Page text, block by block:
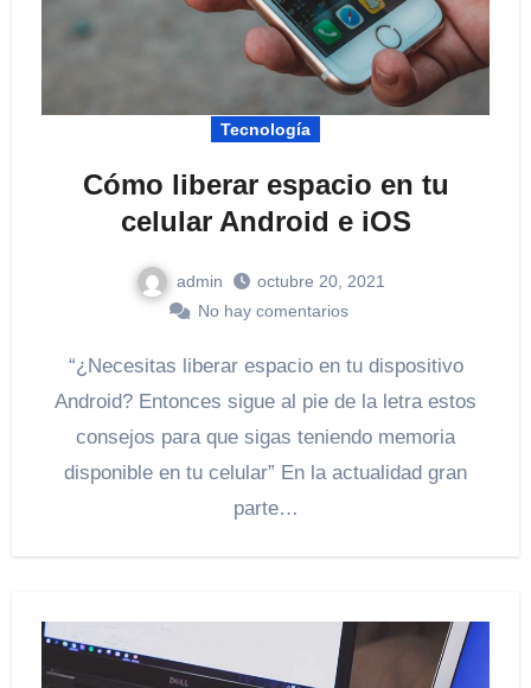
Tecnología
Cómo liberar espacio en tu
celular Android e iOS
admin
octubre 20, 2021
No hay comentarios
“¿Necesitas liberar espacio en tu dispositivo
Android? Entonces sigue al pie de la letra estos
consejos para que sigas teniendo memoria
disponible en tu celular” En la actualidad gran
parte…